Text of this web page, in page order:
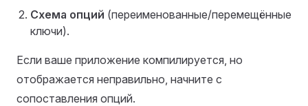
Схема опций (переименованные/перемещённые
ключи).
Если ваше приложение компилируется, но
отображается неправильно, начните с
сопоставления опций.